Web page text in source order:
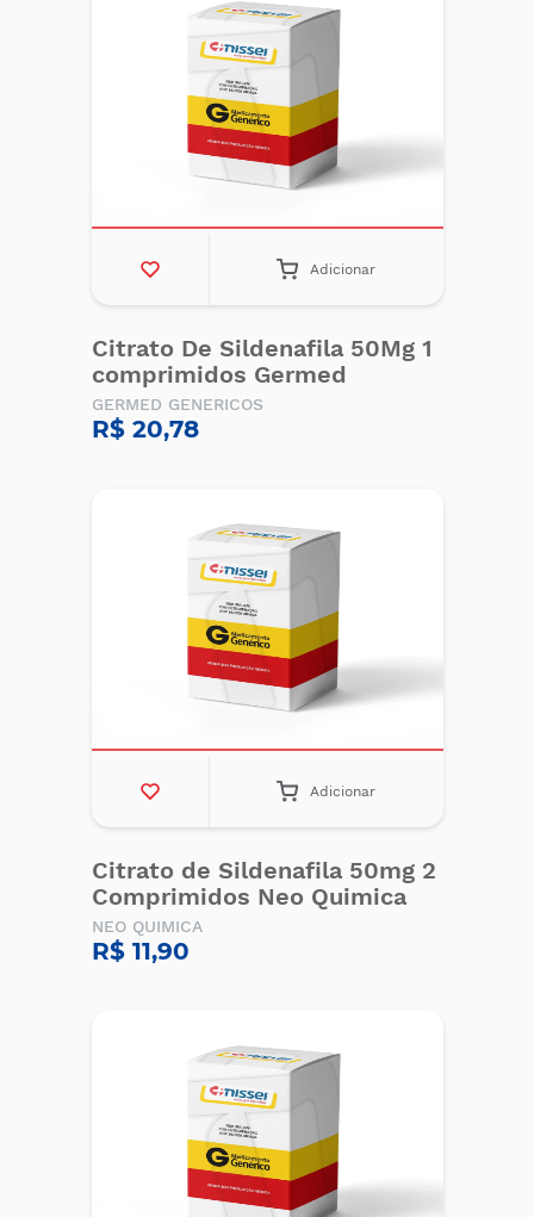
Adicionar
Citrato De Sildenafila 50Mg 1
comprimidos Germed
GERMED GENERICOS
R$ 20,78
Adicionar
Citrato de Sildenafila 50mg 2
Comprimidos Neo Quimica
NEO QUIMICA
R$ 11,90